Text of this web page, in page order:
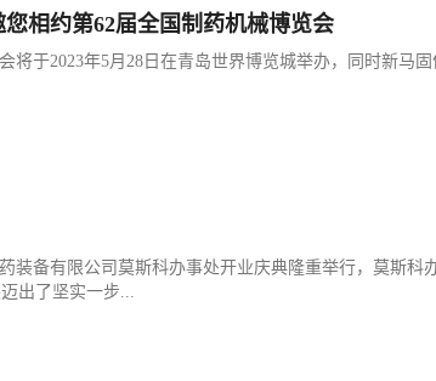
相约第62届全国制药机械博览会
将于2023年5月28日在青岛世界博览城举办，同时新马
装备有限公司莫斯科办事处开业庆典隆重举行，莫斯科
出了坚实一步...